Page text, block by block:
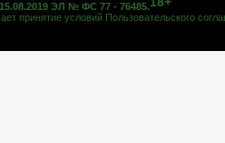
ЭЛ № ФС 77 - 76485.
принятие условий Пользовательского